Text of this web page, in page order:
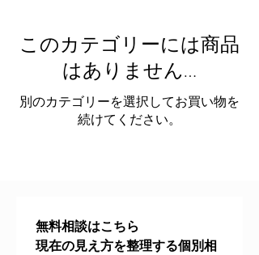
このカテゴリーには商品
はありません…
別のカテゴリーを選択してお買い物を
続けてください。
無料相談はこちら
現在の見え方を整理する個別相